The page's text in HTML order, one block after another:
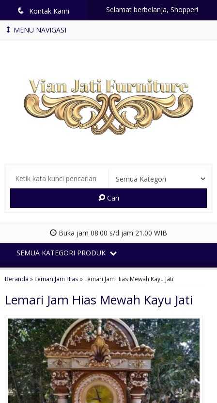
q Kontak Kami Selamat berbelanja, Shopper!
MENU NAVIGASI
Cari
Buka jam 08.00 s/d jam 21.00 WIB
SEMUA KATEGORI PRODUK
Beranda » Lemari Jam Hias » Lemari Jam Hias Mewah Kayu Jati
Lemari Jam Hias Mewah Kayu Jati